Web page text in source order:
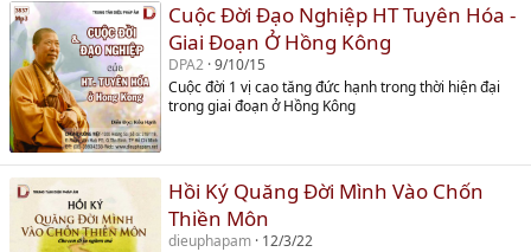
Cuộc Đời Đạo Nghiệp HT Tuyên Hóa -
Giai Đoạn Ở Hồng Kông
DPA2 9/10/15
Cuộc đời 1 vị cao tăng đức hạnh trong thời hiện đại
trong giai đoạn ở Hồng Kông
Hồi Ký Quăng Đời Mình Vào Chốn
Thiền Môn
dieuphapam 12/3/22